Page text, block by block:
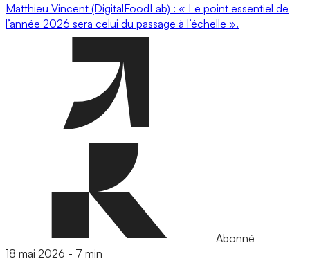
Matthieu Vincent (DigitalFoodLab) : « Le point essentiel de
l’année 2026 sera celui du passage à l’échelle ».
Abonné
18 mai 2026 - 7 min